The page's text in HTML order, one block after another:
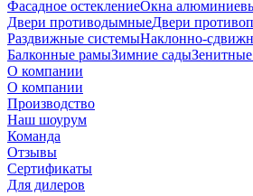
Фасадное остеклениеОкна
Двери противодымныеДвери
Раздвижные системыНаклонно-
Балконные рамыЗимние сады
О компании
О компании
Производство
Наш шоурум
Команда
Отзывы
Сертификаты
Для дилеров